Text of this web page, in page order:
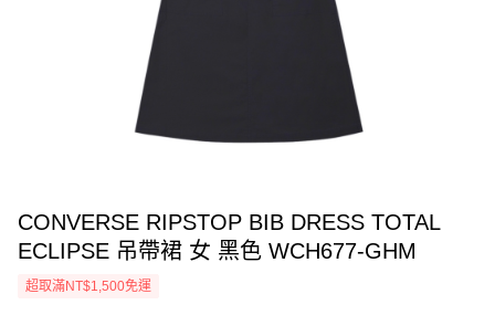
CONVERSE RIPSTOP BIB DRESS TOTAL
ECLIPSE 吊帶裙 女 黑色 WCH677-GHM
超取滿NT$1,500免運